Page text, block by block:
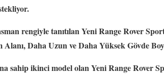
rengiyle tanıtılan Yeni Range Rover
Alanı, Daha Uzun ve Daha Yüksek Gövde
sahip ikinci model olan Yeni Range Rover